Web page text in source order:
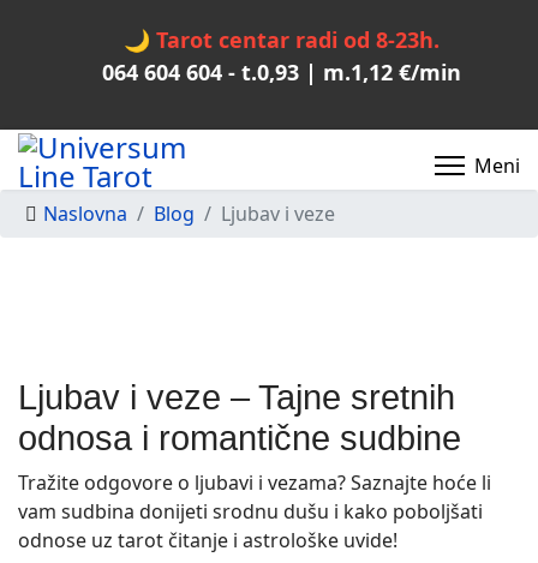
🌙 Tarot centar radi od 8-23h.
064 604 604- t.0,93| m.1,12€/min
Naslovna Blog Ljubav i veze
Ljubav i veze – Tajne sretnih
odnosa i romantične sudbine
Tražite odgovore o ljubavi i vezama? Saznajte hoće li
vam sudbina donijeti srodnu dušu i kako poboljšati
odnose uz tarot čitanje i astrološke uvide!